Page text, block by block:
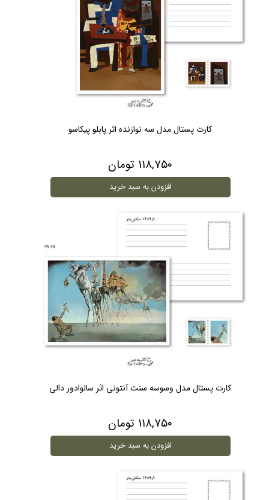
کارت پستال مدل سه نوازنده اثر پابلو پیکاسو
۱۱۸,۷۵۰ تومان
افزودن به سبد خرید
کارت پستال مدل وسوسه سنت آنتونی اثر سالوادور دالی
۱۱۸,۷۵۰ تومان
افزودن به سبد خرید